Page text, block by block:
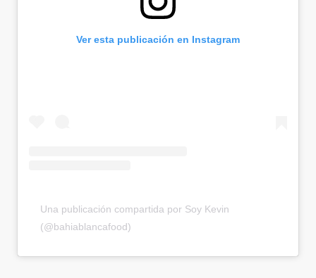
Ver esta publicación en Instagram
Una publicación compartida por Soy Kevin
(@bahiablancafood)